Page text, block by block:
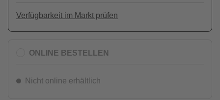
Verfügbarkeit im Markt prüfen
ONLINE BESTELLEN
Nicht online erhältlich